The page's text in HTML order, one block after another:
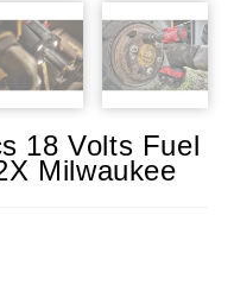
18 Volts Fuel
Milwaukee